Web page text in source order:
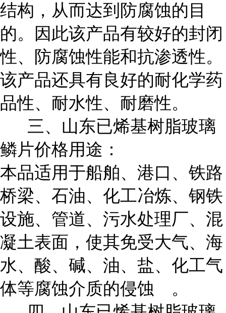
结构，从而达到防腐蚀的目
的。因此该产品有较好的封闭
性、防腐蚀性能和抗渗透性。
该产品还具有良好的耐化学药
品性、耐水性、耐磨性。
三、山东已烯基树脂玻璃
鳞片价格用途：
本品适用于船舶、港口、铁路
桥梁、石油、化工冶炼、钢铁
设施、管道、污水处理厂、混
凝土表面，使其免受大气、海
水、酸、碱、油、盐、化工气
体等腐蚀介质的侵蚀 。